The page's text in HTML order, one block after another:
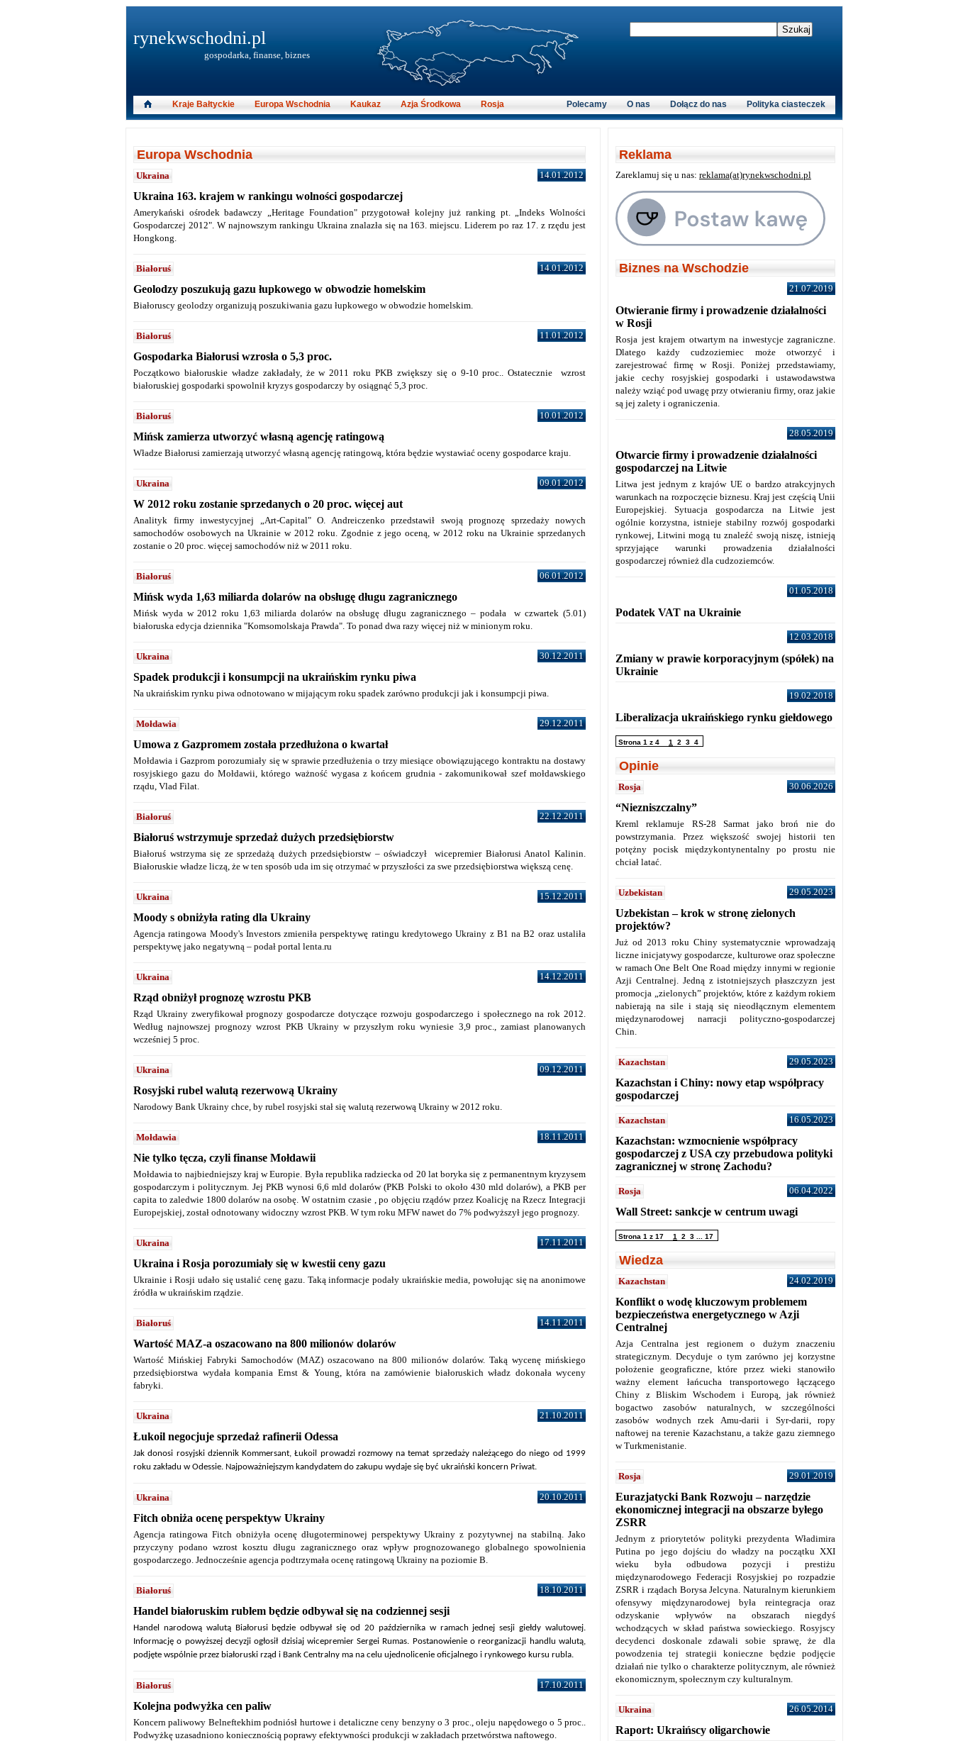
Europa Wschodnia
Ukraina 14.01.2012
Ukraina 163. krajem w rankingu wolności gospodarczej
Amerykański ośrodek badawczy „Heritage Foundation" przygotował kolejny już ranking pt. „Indeks Wolności
Gospodarczej 2012". W najnowszym rankingu Ukraina znalazła się na 163. miejscu. Liderem po raz 17. z rzędu jest
Hongkong.
Białoruś 14.01.2012
Geolodzy poszukują gazu łupkowego w obwodzie homelskim
Białoruscy geolodzy organizują poszukiwania gazu łupkowego w obwodzie homelskim.
Białoruś 11.01.2012
Gospodarka Białorusi wzrosła o 5,3 proc.
Początkowo białoruskie władze zakładały, że w 2011 roku PKB zwiększy się o 9-10 proc.. Ostatecznie wzrost
białoruskiej gospodarki spowolnił kryzys gospodarczy by osiągnąć 5,3 proc.
Białoruś 10.01.2012
Mińsk zamierza utworzyć własną agencję ratingową
Władze Białorusi zamierzają utworzyć własną agencję ratingową, która będzie wystawiać oceny gospodarce kraju.
Ukraina 09.01.2012
W 2012 roku zostanie sprzedanych o 20 proc. więcej aut
Analityk firmy inwestycyjnej „Art-Capital" O. Andreiczenko przedstawił swoją prognozę sprzedaży nowych
samochodów osobowych na Ukrainie w 2012 roku. Zgodnie z jego oceną, w 2012 roku na Ukrainie sprzedanych
zostanie o 20 proc. więcej samochodów niż w 2011 roku.
Białoruś 06.01.2012
Mińsk wyda 1,63 miliarda dolarów na obsługę długu zagranicznego
Mińsk wyda w 2012 roku 1,63 miliarda dolarów na obsługę długu zagranicznego – podała w czwartek (5.01)
białoruska edycja dziennika "Komsomolskaja Prawda". To ponad dwa razy więcej niż w minionym roku.
Ukraina 30.12.2011
Spadek produkcji i konsumpcji na ukraińskim rynku piwa
Na ukraińskim rynku piwa odnotowano w mijającym roku spadek zarówno produkcji jak i konsumpcji piwa.
Mołdawia 29.12.2011
Umowa z Gazpromem została przedłużona o kwartał
Mołdawia i Gazprom porozumiały się w sprawie przedłużenia o trzy miesiące obowiązującego kontraktu na dostawy
rosyjskiego gazu do Mołdawii, którego ważność wygasa z końcem grudnia - zakomunikował szef mołdawskiego
rządu, Vlad Filat.
Białoruś 22.12.2011
Białoruś wstrzymuje sprzedaż dużych przedsiębiorstw
Białoruś wstrzyma się ze sprzedażą dużych przedsiębiorstw – oświadczył wicepremier Białorusi Anatol Kalinin.
Białoruskie władze liczą, że w ten sposób uda im się otrzymać w przyszłości za swe przedsiębiorstwa większą cenę.
Ukraina 15.12.2011
Moody s obniżyła rating dla Ukrainy
Agencja ratingowa Moody's Investors zmieniła perspektywę ratingu kredytowego Ukrainy z B1 na B2 oraz ustaliła
perspektywę jako negatywną – podał portal lenta.ru
Ukraina 14.12.2011
Rząd obniżył prognozę wzrostu PKB
Rząd Ukrainy zweryfikował prognozy gospodarcze dotyczące rozwoju gospodarczego i społecznego na rok 2012.
Według najnowszej prognozy wzrost PKB Ukrainy w przyszłym roku wyniesie 3,9 proc., zamiast planowanych
wcześniej 5 proc.
Ukraina 09.12.2011
Rosyjski rubel walutą rezerwową Ukrainy
Narodowy Bank Ukrainy chce, by rubel rosyjski stał się walutą rezerwową Ukrainy w 2012 roku.
Mołdawia 18.11.2011
Nie tylko tęcza, czyli finanse Mołdawii
Mołdawia to najbiedniejszy kraj w Europie. Była republika radziecka od 20 lat boryka się z permanentnym kryzysem
gospodarczym i politycznym. Jej PKB wynosi 6,6 mld dolarów (PKB Polski to około 430 mld dolarów), a PKB per
capita to zaledwie 1800 dolarów na osobę. W ostatnim czasie , po objęciu rządów przez Koalicję na Rzecz Integracji
Europejskiej, został odnotowany widoczny wzrost PKB. W tym roku MFW nawet do 7% podwyższył jego prognozy.
Ukraina 17.11.2011
Ukraina i Rosja porozumiały się w kwestii ceny gazu
Ukrainie i Rosji udało się ustalić cenę gazu. Taką informacje podały ukraińskie media, powołując się na anonimowe
źródła w ukraińskim rządzie.
Białoruś 14.11.2011
Wartość MAZ-a oszacowano na 800 milionów dolarów
Wartość Mińskiej Fabryki Samochodów (MAZ) oszacowano na 800 milionów dolarów. Taką wycenę mińskiego
przedsiębiorstwa wydała kompania Ernst & Young, która na zamówienie białoruskich władz dokonała wyceny
fabryki.
Ukraina 21.10.2011
Łukoil negocjuje sprzedaż rafinerii Odessa
Jak donosi rosyjski dziennik Kommersant, Łukoil prowadzi rozmowy na temat sprzedaży należącego do niego od 1999
roku zakładu w Odessie. Najpoważniejszym kandydatem do zakupu wydaje się być ukraiński koncern Priwat.
Ukraina 20.10.2011
Fitch obniża ocenę perspektyw Ukrainy
Agencja ratingowa Fitch obniżyła ocenę długoterminowej perspektywy Ukrainy z pozytywnej na stabilną. Jako
przyczyny podano wzrost kosztu długu zagranicznego oraz wpływ prognozowanego globalnego spowolnienia
gospodarczego. Jednocześnie agencja podtrzymała ocenę ratingową Ukrainy na poziomie B.
Białoruś 18.10.2011
Handel białoruskim rublem będzie odbywał się na codziennej sesji
Handel narodową walutą Białorusi będzie odbywał się od 20 października w ramach jednej sesji giełdy walutowej.
Informację o powyższej decyzji ogłosił dzisiaj wicepremier Sergei Rumas. Postanowienie o reorganizacji handlu walutą,
podjęte wspólnie przez białoruski rząd i Bank Centralny ma na celu ujednolicenie oficjalnego i rynkowego kursu rubla.
Białoruś 17.10.2011
Kolejna podwyżka cen paliw
Koncern paliwowy Belneftekhim podniósł hurtowe i detaliczne ceny benzyny o 3 proc., oleju napędowego o 5 proc..
Podwyżkę uzasadniono koniecznością poprawy efektywności produkcji w zakładach przetwórstwa naftowego.
rynekwschodni.pl
gospodarka, finanse, biznes
Kraje Bałtyckie Europa Wschodnia Kaukaz Azja Środkowa Rosja Polityka ciasteczek
Dołącz do nas
O nas
Polecamy
Reklama
Zareklamuj się u nas: reklama(at)rynekwschodni.pl
Biznes na Wschodzie
21.07.2019
Otwieranie firmy i prowadzenie działalności
w Rosji
Rosja jest krajem otwartym na inwestycje zagraniczne.
Dlatego każdy cudzoziemiec może otworzyć i
zarejestrować firmę w Rosji. Poniżej przedstawiamy,
jakie cechy rosyjskiej gospodarki i ustawodawstwa
należy wziąć pod uwagę przy otwieraniu firmy, oraz jakie
są jej zalety i ograniczenia.
28.05.2019
Otwarcie firmy i prowadzenie działalności
gospodarczej na Litwie
Litwa jest jednym z krajów UE o bardzo atrakcyjnych
warunkach na rozpoczęcie biznesu. Kraj jest częścią Unii
Europejskiej. Sytuacja gospodarcza na Litwie jest
ogólnie korzystna, istnieje stabilny rozwój gospodarki
rynkowej, Litwini mogą tu znaleźć swoją niszę, istnieją
sprzyjające warunki prowadzenia działalności
gospodarczej również dla cudzoziemców.
01.05.2018
Podatek VAT na Ukrainie
12.03.2018
Zmiany w prawie korporacyjnym (spółek) na
Ukrainie
19.02.2018
Liberalizacja ukraińskiego rynku giełdowego
Strona 1 z 4 1 2 3 4
Opinie
Rosja 30.06.2026
“Niezniszczalny”
Kreml reklamuje RS-28 Sarmat jako broń nie do
powstrzymania. Przez większość swojej historii ten
potężny pocisk międzykontynentalny po prostu nie
chciał latać.
Uzbekistan 29.05.2023
Uzbekistan – krok w stronę zielonych
projektów?
Już od 2013 roku Chiny systematycznie wprowadzają
liczne inicjatywy gospodarcze, kulturowe oraz społeczne
w ramach One Belt One Road między innymi w regionie
Azji Centralnej. Jedną z istotniejszych płaszczyzn jest
promocja „zielonych” projektów, które z każdym rokiem
nabierają na sile i stają się nieodłącznym elementem
międzynarodowej narracji polityczno-gospodarczej
Chin.
Kazachstan 29.05.2023
Kazachstan i Chiny: nowy etap współpracy
gospodarczej
Kazachstan 16.05.2023
Kazachstan: wzmocnienie współpracy
gospodarczej z USA czy przebudowa polityki
zagranicznej w stronę Zachodu?
Rosja 06.04.2022
Wall Street: sankcje w centrum uwagi
Strona 1 z 17 1 2 3 17
Wiedza
Kazachstan 24.02.2019
Konflikt o wodę kluczowym problemem
bezpieczeństwa energetycznego w Azji
Centralnej
Azja Centralna jest regionem o dużym znaczeniu
strategicznym. Decyduje o tym zarówno jej korzystne
położenie geograficzne, które przez wieki stanowiło
ważny element łańcucha transportowego łączącego
Chiny z Bliskim Wschodem i Europą, jak również
bogactwo zasobów naturalnych, w szczególności
zasobów wodnych rzek Amu-darii i Syr-darii, ropy
naftowej na terenie Kazachstanu, a także gazu ziemnego
w Turkmenistanie.
Rosja 29.01.2019
Eurazjatycki Bank Rozwoju – narzędzie
ekonomicznej integracji na obszarze byłego
ZSRR
Jednym z priorytetów polityki prezydenta Władimira
Putina po jego dojściu do władzy na początku XXI
wieku była odbudowa pozycji i prestiżu
międzynarodowego Federacji Rosyjskiej po rozpadzie
ZSRR i rządach Borysa Jelcyna. Naturalnym kierunkiem
ofensywy międzynarodowej była reintegracja oraz
odzyskanie wpływów na obszarach niegdyś
wchodzących w skład państwa sowieckiego. Rosyjscy
decydenci doskonale zdawali sobie sprawę, że dla
powodzenia tej strategii konieczne będzie podjęcie
działań nie tylko o charakterze politycznym, ale również
ekonomicznym, społecznym czy kulturalnym.
Ukraina 26.05.2014
Raport: Ukraińscy oligarchowie